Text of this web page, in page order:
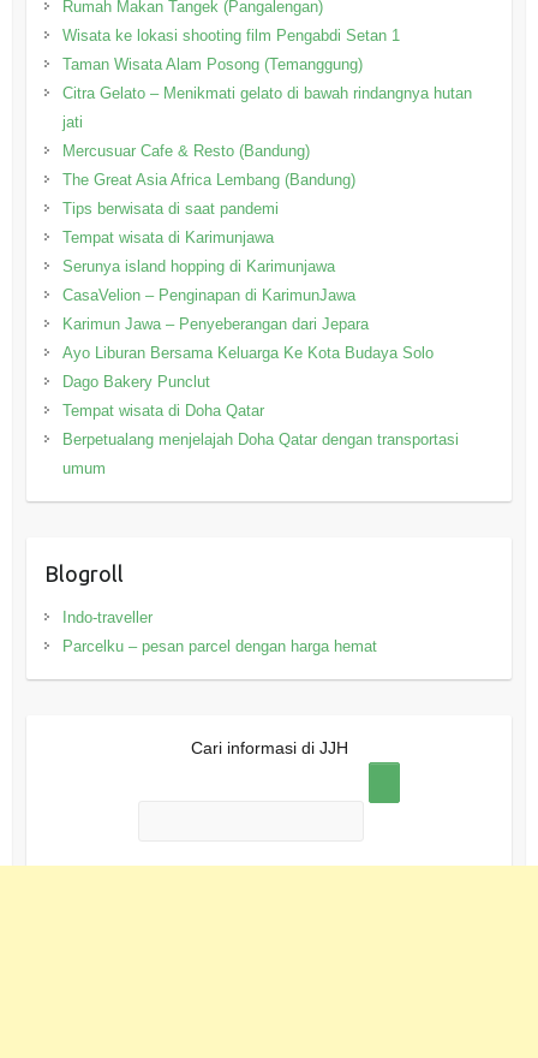
Rumah Makan Tangek (Pangalengan)
Wisata ke lokasi shooting film Pengabdi Setan 1
Taman Wisata Alam Posong (Temanggung)
Citra Gelato – Menikmati gelato di bawah rindangnya hutan
jati
Mercusuar Cafe & Resto (Bandung)
The Great Asia Africa Lembang (Bandung)
Tips berwisata di saat pandemi
Tempat wisata di Karimunjawa
Serunya island hopping di Karimunjawa
CasaVelion – Penginapan di KarimunJawa
Karimun Jawa – Penyeberangan dari Jepara
Ayo Liburan Bersama Keluarga Ke Kota Budaya Solo
Dago Bakery Punclut
Tempat wisata di Doha Qatar
Berpetualang menjelajah Doha Qatar dengan transportasi
umum
Blogroll
Indo-traveller
Parcelku – pesan parcel dengan harga hemat
Cari informasi di JJH